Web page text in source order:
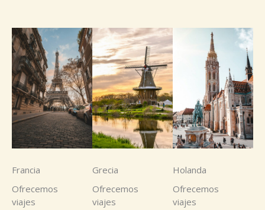
Francia
Ofrecemos
viajes
Grecia
Ofrecemos
viajes
Holanda
Ofrecemos
viajes